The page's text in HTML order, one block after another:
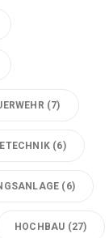
(7)
(6)
(6)
HOCHBAU (27)